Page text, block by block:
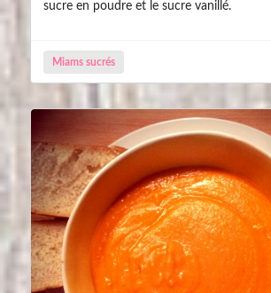
sucre en poudre et le sucre vanillé.
Miams sucrés